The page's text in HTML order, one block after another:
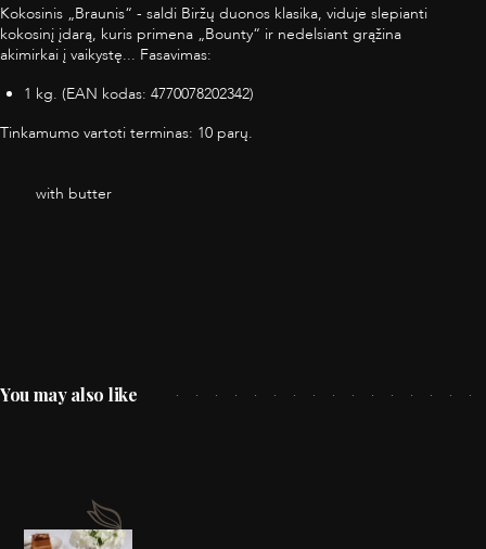
Kokosinis „Braunis“ - saldi Biržų duonos klasika, viduje slepianti
kokosinį įdarą, kuris primena „Bounty“ ir nedelsiant grąžina
akimirkai į vaikystę... Fasavimas:
1 kg. (EAN kodas: 4770078202342)
Tinkamumo vartoti terminas: 10 parų.
with butter
You may also like